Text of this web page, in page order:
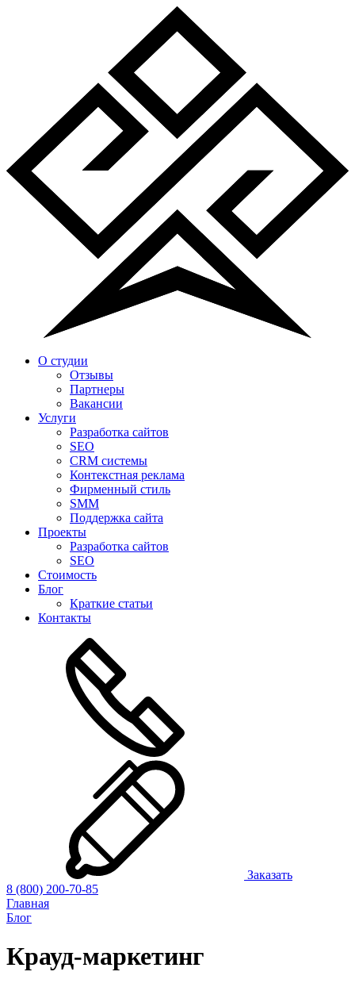
О студии
Отзывы
Партнеры
Вакансии
Услуги
Разработка сайтов
SEO
CRM системы
Контекстная реклама
Фирменный стиль
SMM
Поддержка сайта
Проекты
Разработка сайтов
SEO
Стоимость
Блог
Краткие статьи
Контакты
Заказать
8 (800) 200-70-85
Главная
Блог
Крауд-маркетинг